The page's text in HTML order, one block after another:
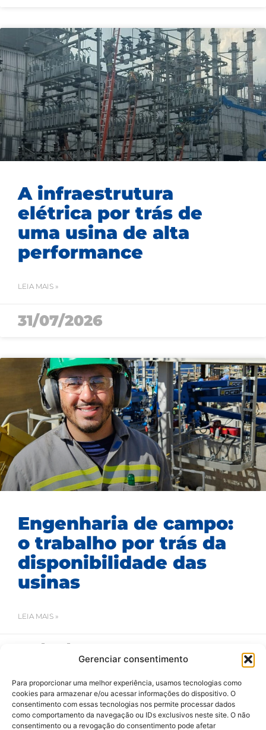
Gerenciar consentimento
Para proporcionar uma melhor experiência, usamos tecnologias como
cookies para armazenar e/ou acessar informações do dispositivo. O
consentimento com essas tecnologias nos permite processar dados
como comportamento da navegação ou IDs exclusivos neste site. O não
consentimento ou a revogação do consentimento pode afetar
A infraestrutura
elétrica por trás de
uma usina de alta
performance
LEIA MAIS »
31/07/2026
Engenharia de campo:
o trabalho por trás da
disponibilidade das
usinas
LEIA MAIS »